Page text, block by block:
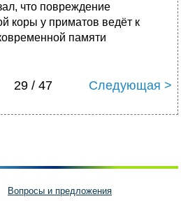
что повреждение
коры у приматов ведёт к
памяти
29 / 47 Следующая >
Вопросы и предложения